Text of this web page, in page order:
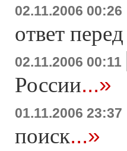
02.11.2006 00:26
ответ
02.11.2006 00:11
России...»
01.11.2006 23:37
поиск...»